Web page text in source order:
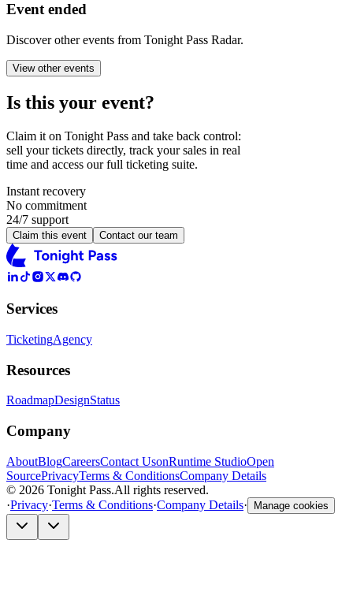
Event ended
Discover other events from Tonight Pass Radar.
View other events
Is this your event?
Claim it on Tonight Pass and take back control:
sell your tickets directly, track your sales in real
time and access our full ticketing suite.
Instant recovery
No commitment
24/7 support
Claim this event Contact our team
Services
TicketingAgency
Resources
RoadmapDesignStatus
Company
AboutBlogCareersContact UsonRuntime StudioOpen
SourcePrivacyTerms & ConditionsCompany Details
© 2026 Tonight Pass.All rights reserved.
·Privacy·Terms & Conditions·Company Details· Manage cookies